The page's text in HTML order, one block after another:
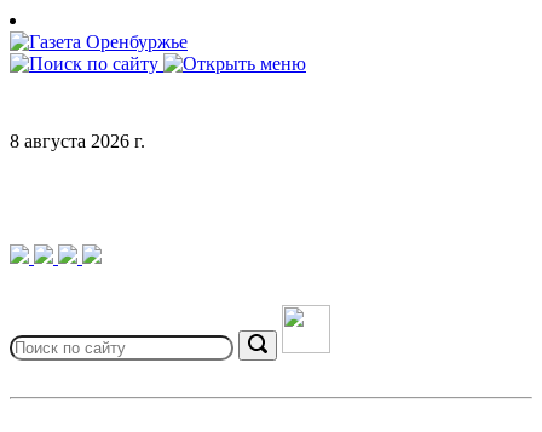
Skip
to
content
8 августа 2026 г.
for:
Search